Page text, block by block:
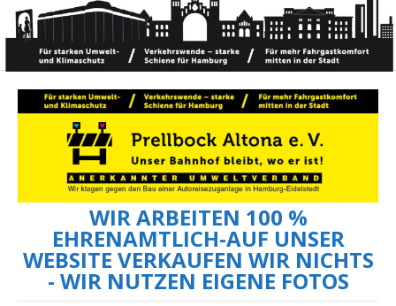
WIR ARBEITEN 100 %
EHRENAMTLICH-AUF UNSER
WEBSITE VERKAUFEN WIR NICHTS
- WIR NUTZEN EIGENE FOTOS